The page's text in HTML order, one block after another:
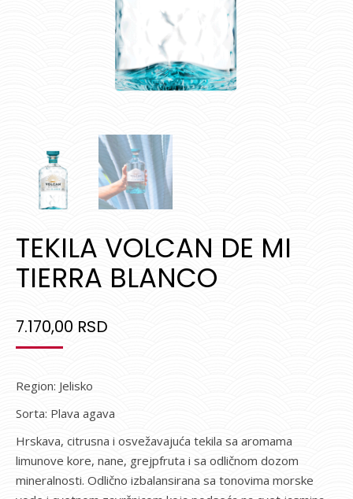
TEKILA VOLCAN DE MI
TIERRA BLANCO
7.170,00 RSD
Region: Jelisko
Sorta: Plava agava
Hrskava, citrusna i osvežavajuća tekila sa aromama
limunove kore, nane, grejpfruta i sa odličnom dozom
mineralnosti. Odlično izbalansirana sa tonovima morske